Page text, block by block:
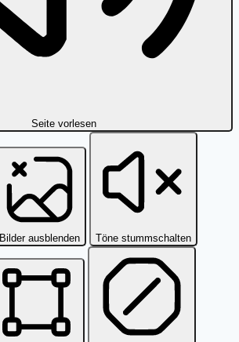
Seite vorlesen
Bilder ausblenden Töne stummschalten